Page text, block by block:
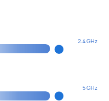
2.4 GHz
5 GHz